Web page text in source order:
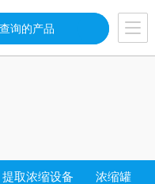
提取浓缩设备
浓缩罐